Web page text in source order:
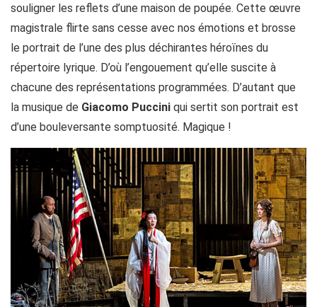
souligner les reflets d’une maison de poupée. Cette œuvre
magistrale flirte sans cesse avec nos émotions et brosse
le portrait de l’une des plus déchirantes héroïnes du
répertoire lyrique. D’où l’engouement qu’elle suscite à
chacune des représentations programmées. D’autant que
la musique de Giacomo Puccini qui sertit son portrait est
d’une bouleversante somptuosité. Magique !